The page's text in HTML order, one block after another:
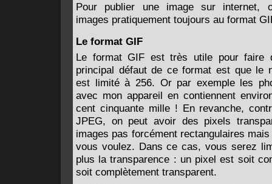
Pour publier une image sur internet,
images pratiquement toujours au format
Le format GIF
Le format GIF est très utile pour faire
principal défaut de ce format est que le
est limité à 256. Or par exemple les
avec mon appareil en contiennent
cent cinquante mille ! En revanche,
JPEG, on peut avoir des pixels
images pas forcément rectangulaires
vous voulez. Dans ce cas, vous serez
plus la transparence : un pixel est soit
soit complètement transparent.